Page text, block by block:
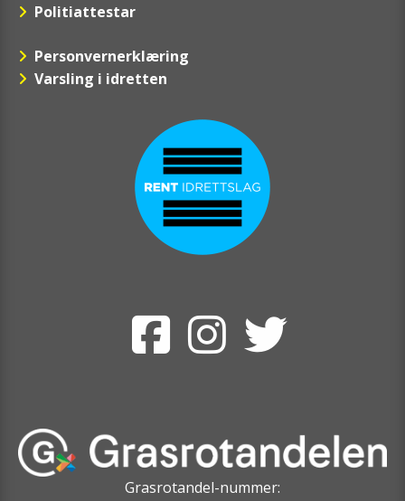
Politiattestar
Personvernerklæring
Varsling i idretten
Grasrotandel-nummer: